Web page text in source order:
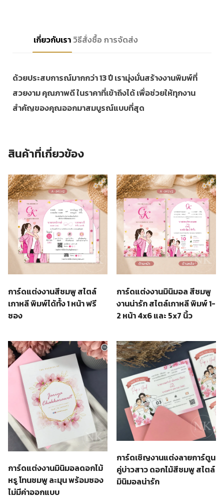
เกี่ยวกับเรา วิธีสั่งซื้อ การจัดส่ง
ด้วยประสบการณ์มากกว่า 13 ปี เรามุ่งมั่นสร้างงานพิมพ์ที่
สวยงาม คุณภาพดี ในราคาที่เข้าถึงได้ เพื่อช่วยให้ทุกงาน
สำคัญของคุณออกมาสมบูรณ์แบบที่สุด
สินค้าที่เกี่ยวข้อง
การ์ดแต่งงานสีชมพู สไตล์
เกาหลี พิมพ์ได้ทั้ง 1 หน้า ฟรี
ซอง
การ์ดแต่งงานมินิมอล สีชมพู
งานน่ารัก สไตล์เกาหลี พิมพ์ 1-
2 หน้า 4x6 และ 5x7 นิ้ว
การ์ดแต่งงานมินิมอลดอกไม้
หรู โทนชมพู ละมุน พร้อมซอง
ไม่มีค่าออกแบบ
การ์ดเชิญงานแต่งลายการ์ตูน
คู่บ่าวสาว ดอกไม้สีชมพู สไตล์
มินิมอลน่ารัก